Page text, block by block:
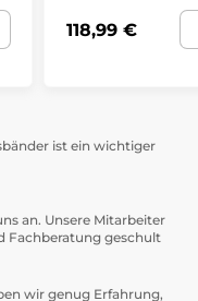
sind enthalten. Ihre
nach Häufigkeit
Funktionenvon
118,99 €
ist ein wichtiger
an. Unsere Mitarbeiter
Fachberatung geschult
wir genug Erfahrung,